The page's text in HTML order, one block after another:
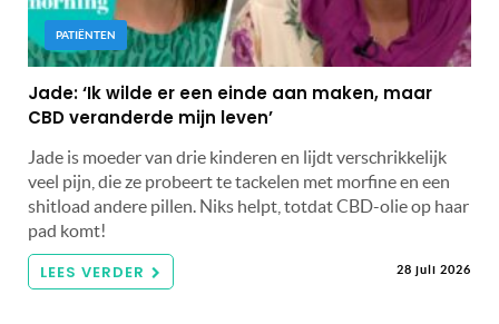
PATIËNTEN
Jade: ‘Ik wilde er een einde aan maken, maar
CBD veranderde mijn leven’
Jade is moeder van drie kinderen en lijdt verschrikkelijk
veel pijn, die ze probeert te tackelen met morfine en een
shitload andere pillen. Niks helpt, totdat CBD-olie op haar
pad komt!
LEES VERDER 28 juli 2026